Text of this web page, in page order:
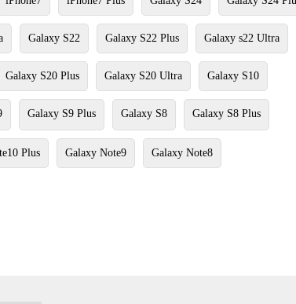
Galaxy S22 Galaxy S22 Plus Galaxy s22 Ultra
Galaxy S20 Plus Galaxy S20 Ultra Galaxy S10
Galaxy S9 Plus Galaxy S8 Galaxy S8 Plus
Plus Galaxy Note9 Galaxy Note8